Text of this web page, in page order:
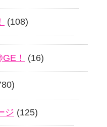
(108)
！ (16)
ジ (125)